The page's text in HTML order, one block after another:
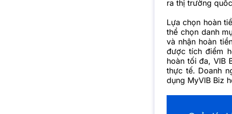
ra thị trường
Lựa chọn hoàn
thể chọn danh
và nhận hoàn
được tích điểm
hoàn tối đa, VIB
thực tế. Doanh
dụng MyVIB Biz